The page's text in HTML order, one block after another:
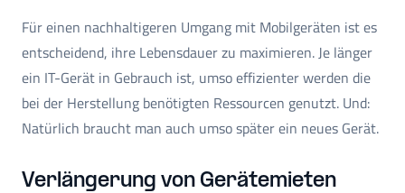
Für einen nachhaltigeren Umgang mit Mobilgeräten ist es
entscheidend, ihre Lebensdauer zu maximieren. Je länger
ein IT-Gerät in Gebrauch ist, umso effizienter werden die
bei der Herstellung benötigten Ressourcen genutzt. Und:
Natürlich braucht man auch umso später ein neues Gerät.
Verlängerung von Gerätemieten